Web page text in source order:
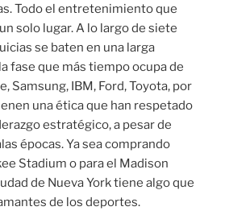
Todo el entretenimiento que
solo lugar. A lo largo de siete
se baten en una larga
fase que más tiempo ocupa de
Samsung, IBM, Ford, Toyota, por
una ética que han respetado
estratégico, a pesar de
épocas. Ya sea comprando
Stadium o para el Madison
de Nueva York tiene algo que
de los deportes.